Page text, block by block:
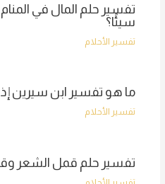
تفسير حلم المال في
سيئًا؟
تفسير الأحلام
ما هو تفسير ابن سيرين
تفسير الأحلام
تفسير حلم قمل الشعر